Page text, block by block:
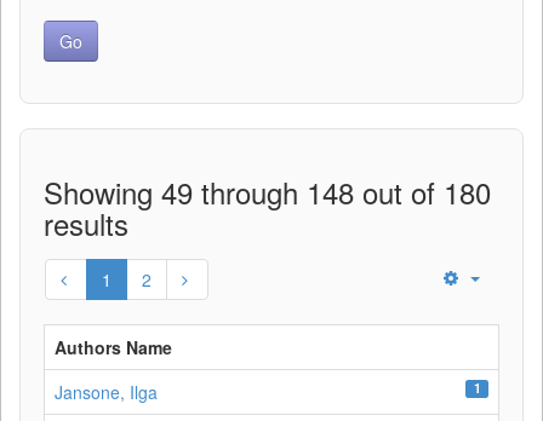
Showing 49 through 148 out of 180
results
1 2
Authors Name
Jansone, Ilga
1